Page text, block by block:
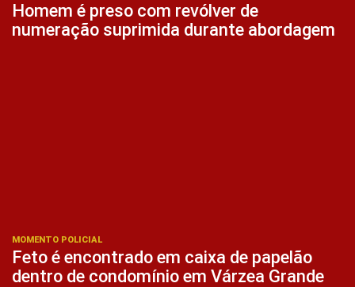
Homem é preso com revólver de
numeração suprimida durante abordagem
MOMENTO POLICIAL
Feto é encontrado em caixa de papelão
dentro de condomínio em Várzea Grande